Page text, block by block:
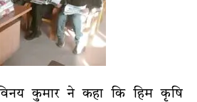
कुमार ने कहा कि हिम कृषि